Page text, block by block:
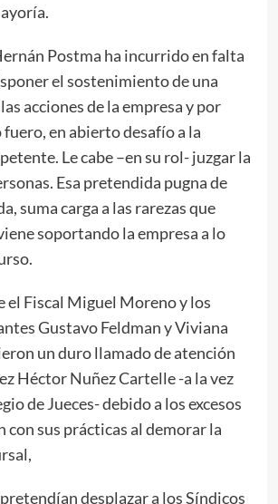
Postma ha incurrido en falta
el sostenimiento de una
acciones de la empresa y por
en abierto desafío a la
Le cabe –en su rol- juzgar la
Esa pretendida pugna de
suma carga a las rarezas que
soportando la empresa a lo
el Fiscal Miguel Moreno y los
Gustavo Feldman y Viviana
un duro llamado de atención
Héctor Nuñez Cartelle -a la vez
de Jueces- debido a los excesos
con sus prácticas al demorar la
desplazar a los Síndicos